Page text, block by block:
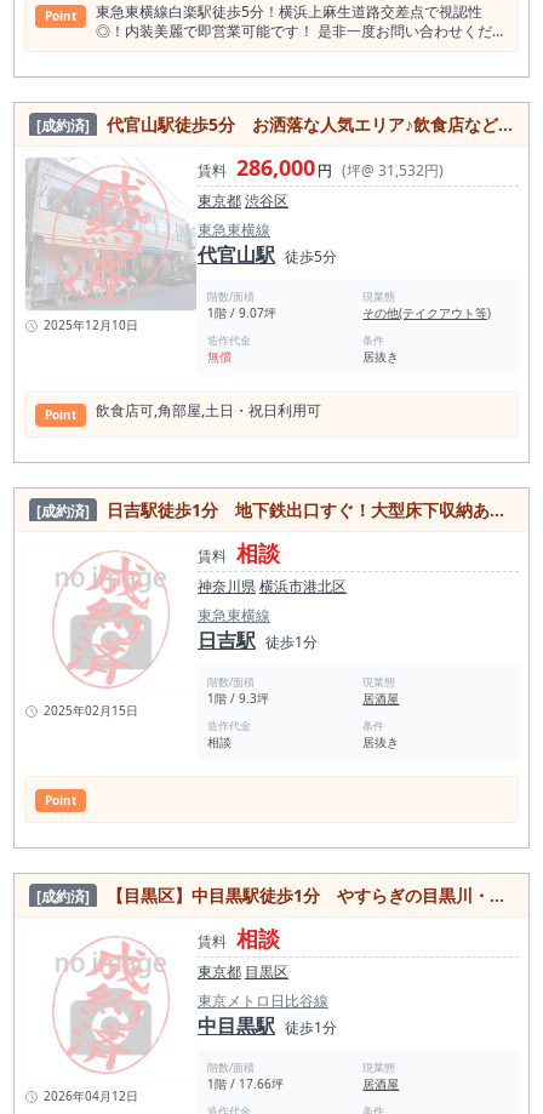
Point
東急東横線白楽駅徒歩5分！横浜上麻生道路交差点で視認性
◎！内装美麗で即営業可能です！ 是非一度お問い合わせくださ
い！
[成約済] 代官⼭駅徒歩5分 お洒落な人気エリア♪飲食店など入るテナントの一画！角部屋店舗
2025年12月10日
賃料 286,000円 (坪@ 31,532円)
東京都渋谷区
東急東横線
代官山駅 徒歩5分
階数/面積
1階 / 9.07坪
現業態
その他(テイクアウト等)
造作代金
無償
条件
居抜き
Point 飲⾷店可,⾓部屋,⼟⽇・祝⽇利⽤可
[成約済] 日吉駅徒歩1分 地下鉄出口すぐ！大型床下収納あり居抜き物件
2025年02月15日
賃料 相談
神奈川県横浜市港北区
東急東横線
日吉駅 徒歩1分
階数/面積
1階 / 9.3坪
現業態
居酒屋
造作代金
相談
条件
居抜き
Point
[成約済] 【目黒区】中目黒駅徒歩1分 やすらぎの目黒川・さくら並木の街！駅前1階新築店舗
2026年04月12日
賃料 相談
東京都 目黒区
東京メトロ日比谷線
中目黒駅 徒歩1分
階数/面積
1階 / 17.66坪
現業態
居酒屋